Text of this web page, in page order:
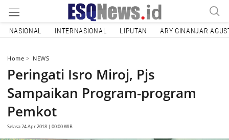
NASIONAL INTERNASIONAL LIPUTAN ARY GINANJAR
Home NEWS
Peringati Isro Miroj, Pjs
Sampaikan Program-program
Pemkot
Selasa 24 Apr 2018 | 00:00 WIB